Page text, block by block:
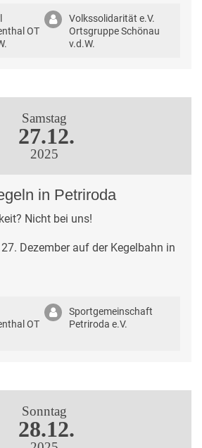
OT
Volkssolidarität e.V.
Ortsgruppe Schönau
v.d.W.
Samstag
27.12.
2025
in Petriroda
Nicht bei uns!
Dezember auf der Kegelbahn in
OT
Sportgemeinschaft
Petriroda e.V.
Sonntag
28.12.